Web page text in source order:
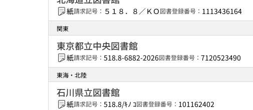
紙請求記号： ５１８．８／ＫＯ図書登録番号： 1113436164
関東
東京都立中央図書館
紙請求記号： 518.8-6882-2026図書登録番号： 7120523490
東海・北陸
石川県立図書館
紙請求記号： 518.8/ｷﾉ ｺ図書登録番号： 101162402